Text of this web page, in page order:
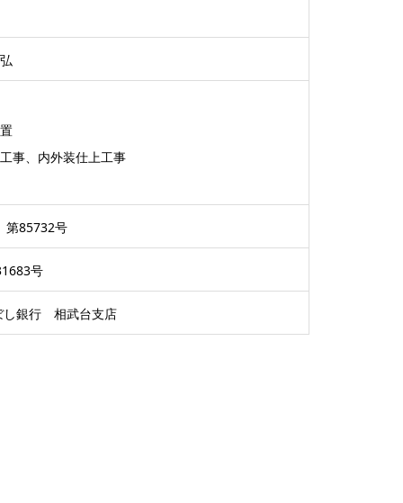
事、内外装仕上工事
第85732号
号
銀行 相武台支店